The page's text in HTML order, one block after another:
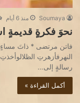
Soumaya منذ 6 أيام
نحوَ فكرةٍ قديمةٍ
فاتن مرتضى * ذاتَ
النهرفأزهرتِ
رسالةٍ إلى…
أكمل القراءة »